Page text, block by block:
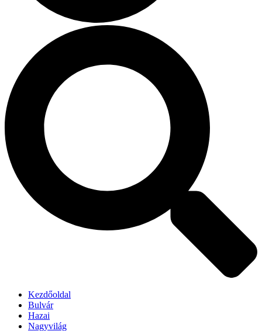
Kezdőoldal
Bulvár
Hazai
Nagyvilág